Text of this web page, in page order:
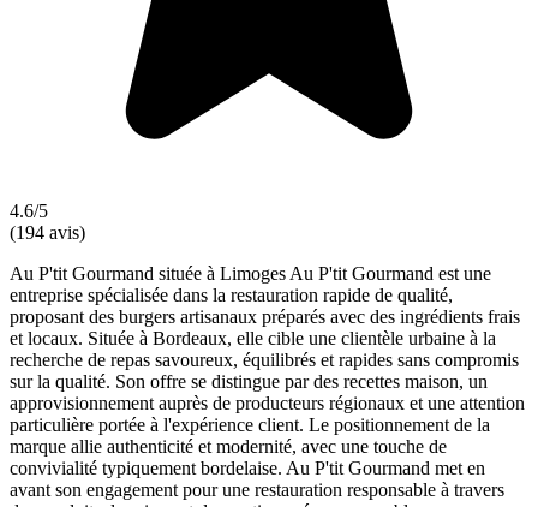
4.6/5
(194 avis)
Au P'tit Gourmand située à Limoges Au P'tit Gourmand est une
entreprise spécialisée dans la restauration rapide de qualité,
proposant des burgers artisanaux préparés avec des ingrédients frais
et locaux. Située à Bordeaux, elle cible une clientèle urbaine à la
recherche de repas savoureux, équilibrés et rapides sans compromis
sur la qualité. Son offre se distingue par des recettes maison, un
approvisionnement auprès de producteurs régionaux et une attention
particulière portée à l'expérience client. Le positionnement de la
marque allie authenticité et modernité, avec une touche de
convivialité typiquement bordelaise. Au P'tit Gourmand met en
avant son engagement pour une restauration responsable à travers